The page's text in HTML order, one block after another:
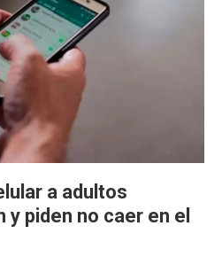
a adultos
piden no caer en el